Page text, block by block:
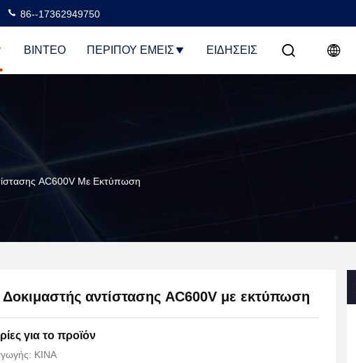
86--17362949750
ΒΊΝΤΕΟ ΠΕΡΊΠΟΥ ΕΜΕΊΣ ΕΙΔΉΣΕΙΣ
AC600V Με Εκτύπωση
Δοκιμαστής αντίστασης AC600V με εκτύπωση
για το προϊόν
ΚΙΝΑ